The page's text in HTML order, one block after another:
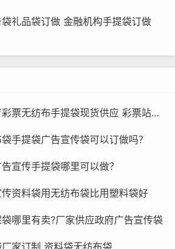
礼品袋订做 金融机构手提袋订做
现货供应：中国体育彩票无纺布手提袋现货供应 彩票站宣传物料推广手提袋
手提袋广告宣传袋可以订做吗？
宣传手提袋哪里可以做？
资料袋用无纺布袋比用塑料袋好
哪里有卖?厂家供应政府广告宣传袋